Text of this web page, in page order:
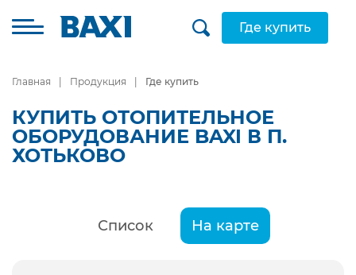
Где купить
Главная Продукция Где купить
КУПИТЬ ОТОПИТЕЛЬНОЕ
ОБОРУДОВАНИЕ BAXI В П.
ХОТЬКОВО
Список На карте